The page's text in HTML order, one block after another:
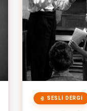
SESLI DERGI